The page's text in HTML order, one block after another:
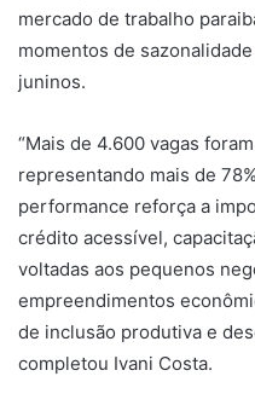
mercado de trabalho
momentos de
juninos.
“Mais de 4.600 vagas
representando mais de
performance reforça a
crédito acessível,
voltadas aos pequenos
empreendimentos
de inclusão produtiva e
completou Ivani Costa.